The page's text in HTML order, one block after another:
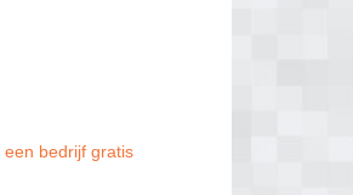
een bedrijf gratis